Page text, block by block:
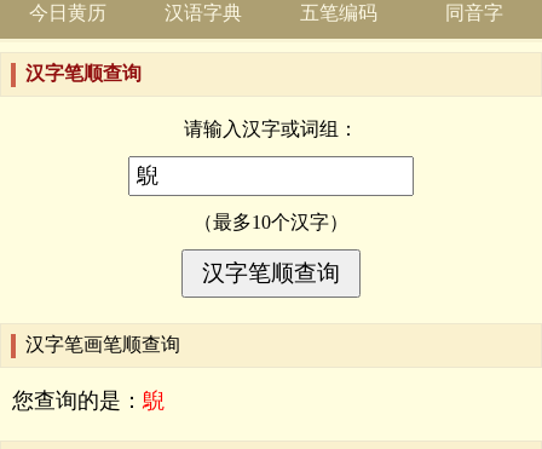
今日黄历
汉语字典 五笔编码 同音字
汉字笔顺查询
请输入汉字或词组：
（最多10个汉字）
汉字笔画笔顺查询
您查询的是： 鶃